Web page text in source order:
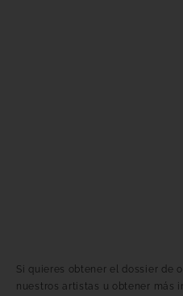
Si quieres obtener el dossier de
nuestros artistas u obtener más